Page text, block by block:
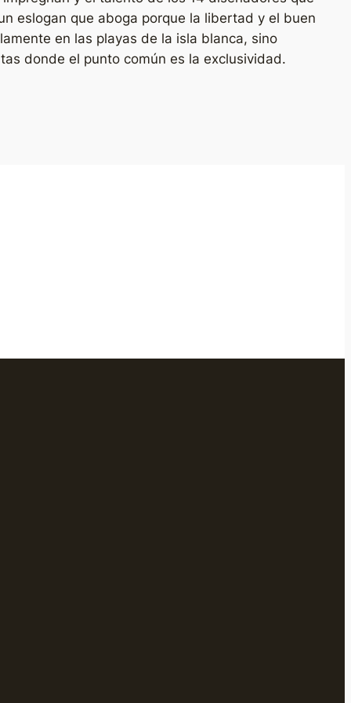
eslogan que aboga porque la libertad y el buen
en las playas de la isla blanca, sino
donde el punto común es la exclusividad.